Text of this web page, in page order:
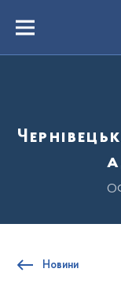
вмістуMenu
Новини